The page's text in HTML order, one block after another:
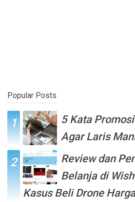
Popular Posts
5 Kata
Agar Laris
Review dan
Belanja di
Kasus Beli Drone